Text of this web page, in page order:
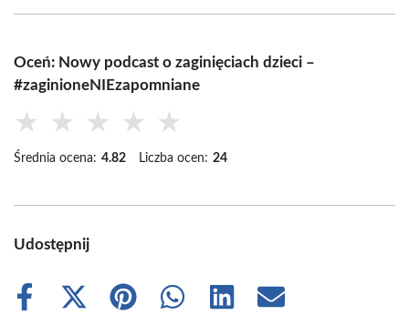
Oceń: Nowy podcast o zaginięciach dzieci –
#zaginioneNIEzapomniane
★ ★ ★ ★ ★
Średnia ocena: 4.82 Liczba ocen: 24
Udostępnij
Share
Share
Share
Share
Share
Share